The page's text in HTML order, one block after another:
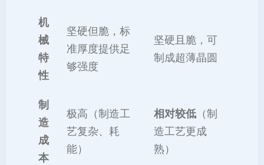
机
械
特
性
坚硬但脆，标
准厚度提供足
够强度
坚硬且脆，可
制成超薄晶圆
制
造
成
本
极高（制造工
艺复杂、耗
能）
相对较低 （制
造工艺更成
熟）